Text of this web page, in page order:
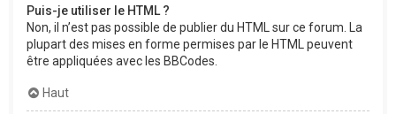
Puis-je utiliser le HTML ?
Non, il n’est pas possible de publier du HTML sur ce forum. La
plupart des mises en forme permises par le HTML peuvent
être appliquées avec les BBCodes.
Haut